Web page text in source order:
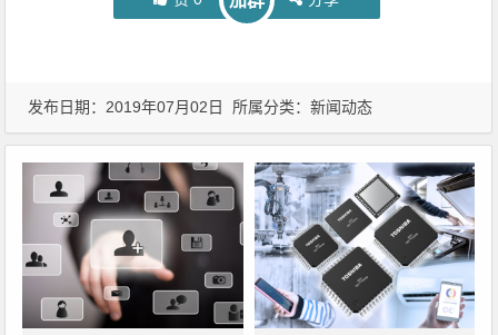
发布日期：2019年07月02日 所属分类：新闻动态